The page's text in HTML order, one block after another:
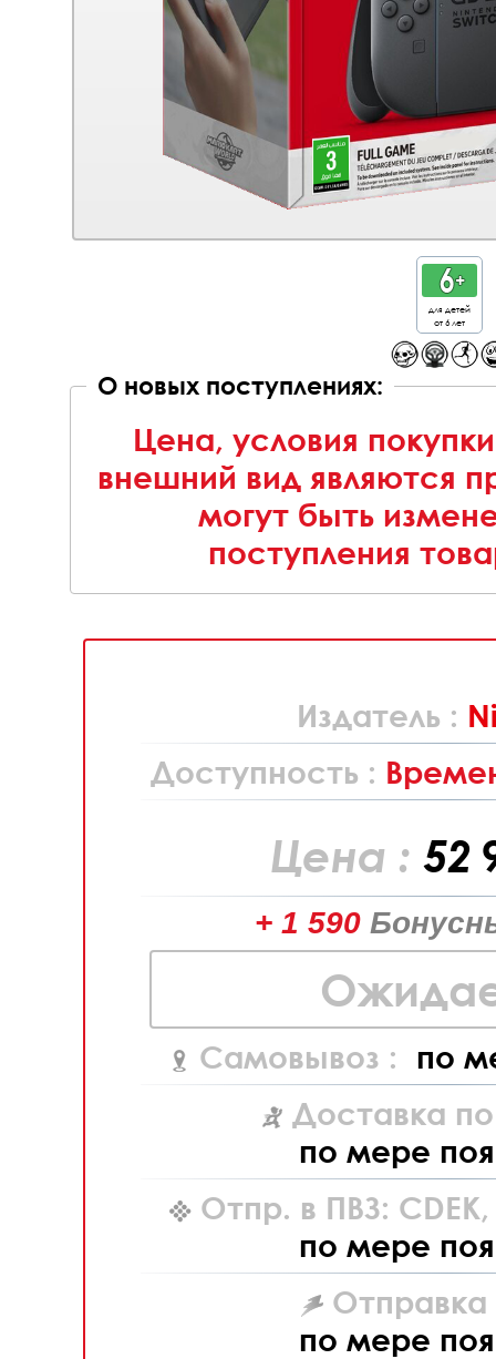
для детей
от 6 лет
О новых поступлениях:
Цена, условия
внешний вид являются
могут быть
поступления
Издатель :
Доступность :
Цена : 52
+ 1 590
Самовывоз : по
Доставка
по мере
Отпр. в ПВЗ: CDEK,
по мере
Отправка
по мере